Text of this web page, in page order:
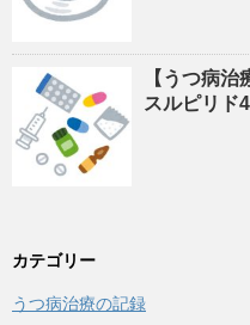
【うつ病
スルピリド
カテゴリー
うつ病治療の記録